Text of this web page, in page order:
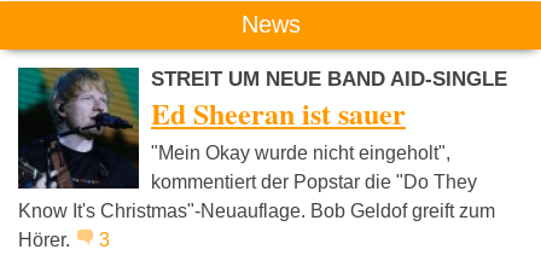
Das könnte Dich auch interessieren:
Jupiter Jones The Strokes Kettcar
News
STREIT UM NEUE BAND AID-SINGLE
Ed Sheeran ist sauer
"Mein Okay wurde nicht eingeholt",
kommentiert der Popstar die "Do They
Know It's Christmas"-Neuauflage. Bob Geldof greift zum
Hörer.
3